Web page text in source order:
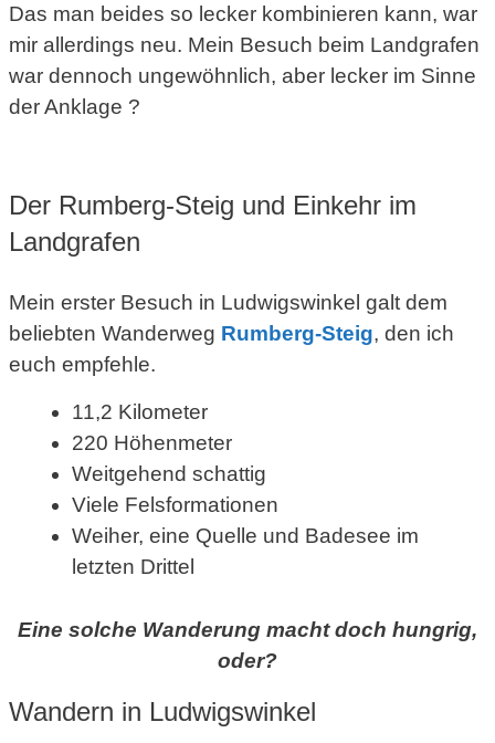
Das man beides so lecker kombinieren kann, war
mir allerdings neu. Mein Besuch beim Landgrafen
war dennoch ungewöhnlich, aber lecker im Sinne
der Anklage ?
Der Rumberg-Steig und Einkehr im
Landgrafen
Mein erster Besuch in Ludwigswinkel galt dem
beliebten Wanderweg Rumberg-Steig, den ich
euch empfehle.
11,2 Kilometer
220 Höhenmeter
Weitgehend schattig
Viele Felsformationen
Weiher, eine Quelle und Badesee im
letzten Drittel
Eine solche Wanderung macht doch hungrig,
oder?
Wandern in Ludwigswinkel